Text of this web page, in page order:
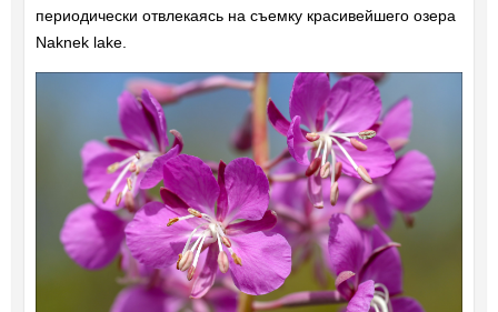
периодически отвлекаясь на съемку красивейшего озера
Naknek lake.